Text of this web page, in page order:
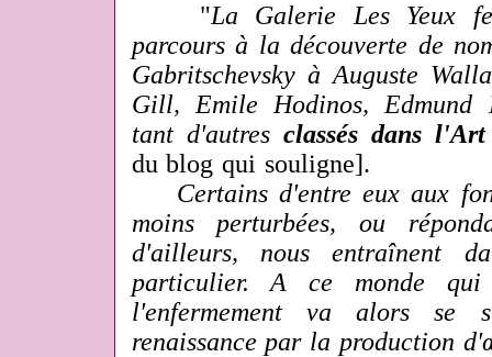
"La Galerie Les Yeux
parcours à la découverte de
Gabritschevsky à Auguste
Gill, Emile Hodinos, Edmund
tant d'autres classés dans
du blog qui souligne].
Certains d'entre eux aux
moins perturbées, ou
d'ailleurs, nous entraînent
particulier. A ce monde
l'enfermement va alors se
renaissance par la production